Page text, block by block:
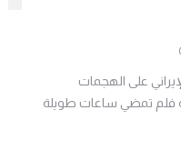
على الهجمات
فلم تمضي ساعات طويلة